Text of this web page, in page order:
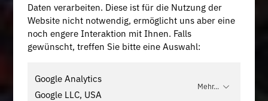
Daten verarbeiten. Diese ist für die Nutzung der
Website nicht notwendig, ermöglicht uns aber eine
noch engere Interaktion mit Ihnen. Falls
gewünscht, treffen Sie bitte eine Auswahl:
Google Analytics
Google LLC, USA
Mehr...